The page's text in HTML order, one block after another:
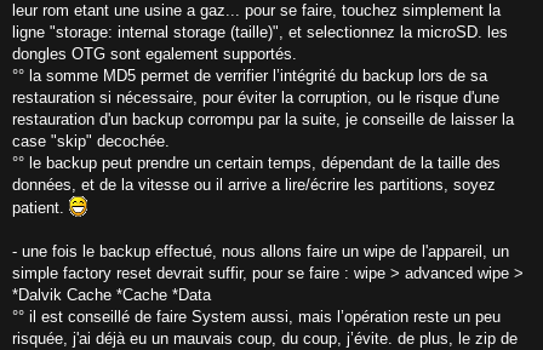
leur rom etant une usine a gaz... pour se faire, touchez simplement la
ligne "storage: internal storage (taille)", et selectionnez la microSD. les
dongles OTG sont egalement supportés.
°° la somme MD5 permet de verrifier l’intégrité du backup lors de sa
restauration si nécessaire, pour éviter la corruption, ou le risque d'une
restauration d'un backup corrompu par la suite, je conseille de laisser la
case "skip" decochée.
°° le backup peut prendre un certain temps, dépendant de la taille des
données, et de la vitesse ou il arrive a lire/écrire les partitions, soyez
patient.
- une fois le backup effectué, nous allons faire un wipe de l'appareil, un
simple factory reset devrait suffir, pour se faire : wipe > advanced wipe >
*Dalvik Cache *Cache *Data
°° il est conseillé de faire System aussi, mais l’opération reste un peu
risquée, j'ai déjà eu un mauvais coup, du coup, j’évite. de plus, le zip de